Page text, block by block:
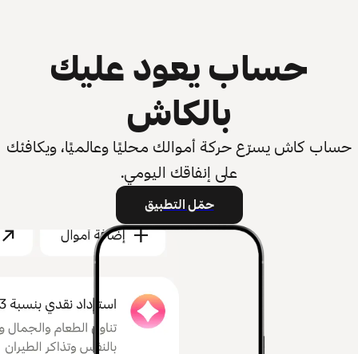
حساب يعود عليك
بالكاش
حساب كاش يسرّع حركة أموالك محليًا وعالميًا، ويكافئك
على إنفاقك اليومي.
حمّل التطبيق